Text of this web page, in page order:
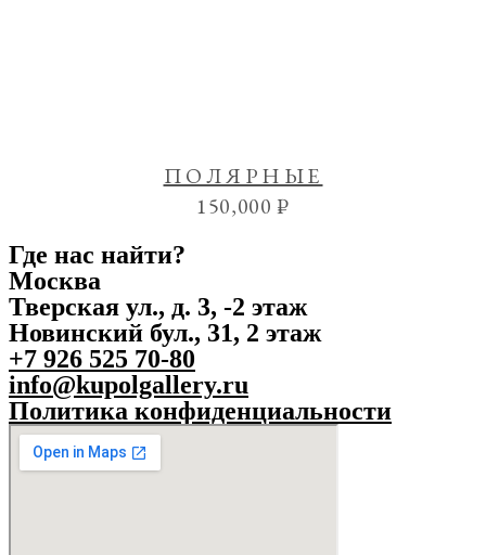
ПОЛЯРНЫЕ
150,000₽
Где нас найти?
Москва
Тверская ул., д. 3, -2 этаж
Новинский бул., 31, 2 этаж
+7 926 525 70-80
info@kupolgallery.ru
Политика конфиденциальности